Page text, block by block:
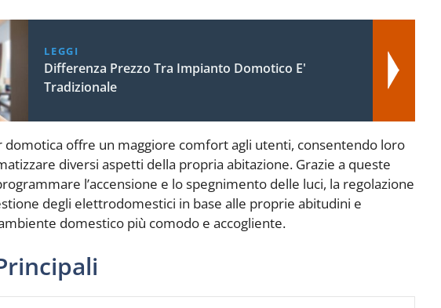
LEGGI
Differenza Prezzo Tra Impianto Domotico E'
Tradizionale
domotica offre un maggiore comfort agli utenti, consentendo loro
diversi aspetti della propria abitazione. Grazie a queste
l’accensione e lo spegnimento delle luci, la regolazione
degli elettrodomestici in base alle proprie abitudini e
domestico più comodo e accogliente.